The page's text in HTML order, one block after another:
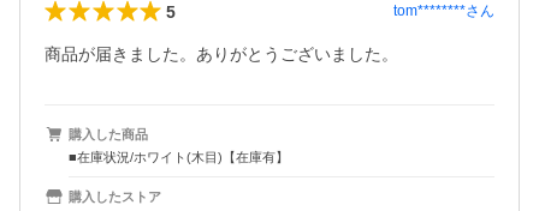
5 tom********さん
商品が届きました。ありがとうございました。
購入した商品
■在庫状況/ホワイト(木目)【在庫有】
購入したストア